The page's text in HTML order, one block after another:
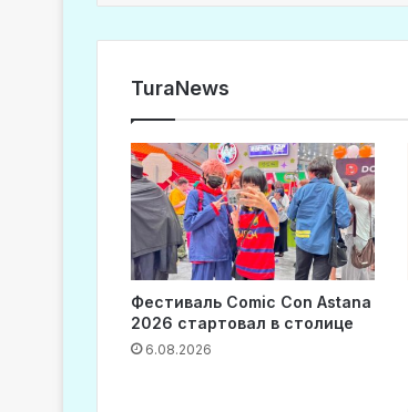
TuraNews
Фестиваль Comic Con Astana
2026 стартовал в столице
6.08.2026